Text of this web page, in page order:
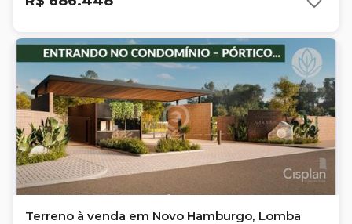
Terreno à venda em Novo Hamburgo, Lomba